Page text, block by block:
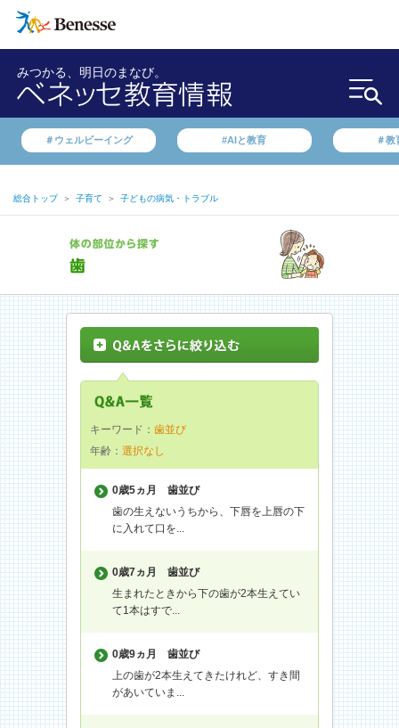
みつかる、明日のまなび。
＃ウェルビーイング #AIと教育 ＃教
総合トップ ＞ 子育て ＞ 子どもの病気・トラブル
キーワード： 歯並び
年齢： 選択なし
0歳5ヵ月
歯並び
歯の生えないうちから、下唇を上唇の下
に入れて口を...
0歳7ヵ月
歯並び
生まれたときから下の歯が2本生えてい
て1本はすで...
0歳9ヵ月
歯並び
上の歯が2本生えてきたけれど、すき間
があいていま...